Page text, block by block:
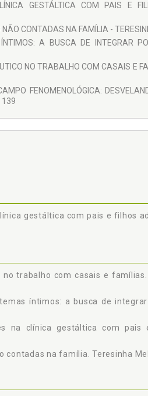
GESTÁLTICA COM PAIS E
CONTADAS NA FAMÍLIA -
A BUSCA DE INTEGRAR
NO TRABALHO COM CASAIS E
FENOMENOLÓGICA:
139
gestáltica com pais e filhos
trabalho com casais e
íntimos: a busca de
na clínica gestáltica com pais
contadas na família. Teresinha